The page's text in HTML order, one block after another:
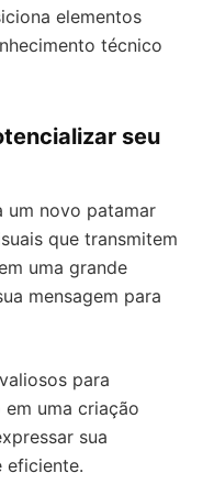
elementos
técnico
seu
um novo patamar
que transmitem
uma grande
mensagem para
para
uma criação
sua
eficiente.